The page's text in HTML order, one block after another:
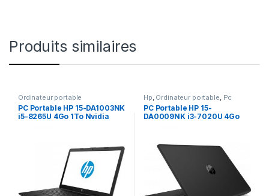
Produits similaires
Ordinateur portable
PC Portable HP 15-DA1003NK
i5-8265U 4Go 1To Nvidia
Hp Ordinateur portable Pc
Portable
PC Portable HP 15-
DA0009NK i3-7020U 4Go